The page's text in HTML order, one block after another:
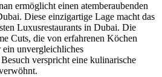
ermöglicht einen atemberaubenden
Diese einzigartige Lage macht das
Luxusrestaurants in Dubai. Die
Cuts, die von erfahrenen Köchen
unvergleichliches
verspricht eine kulinarische